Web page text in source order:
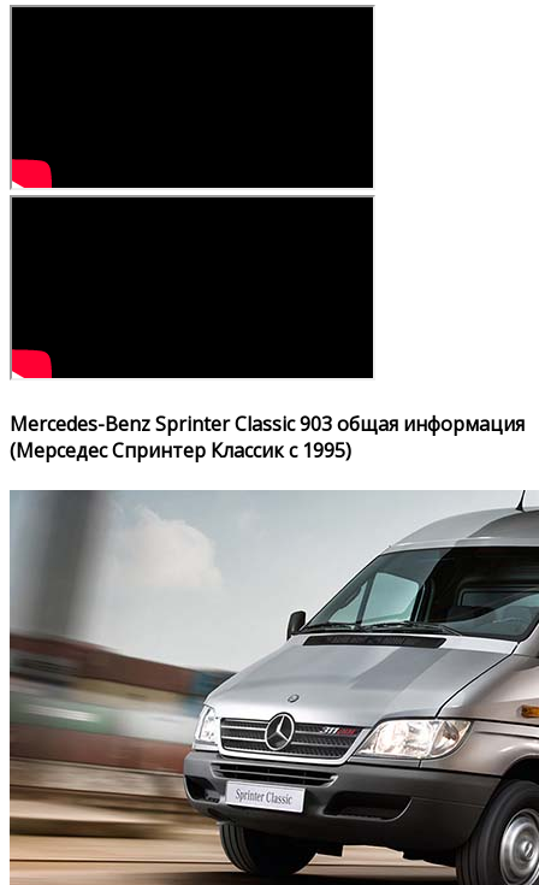
Mercedes-Benz Sprinter Classic 903 общая информация
(Мерседес Спринтер Классик с 1995)